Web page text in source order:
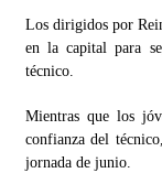
Los dirigidos por
en la capital para
técnico.
Mientras que los
confianza del
jornada de junio.